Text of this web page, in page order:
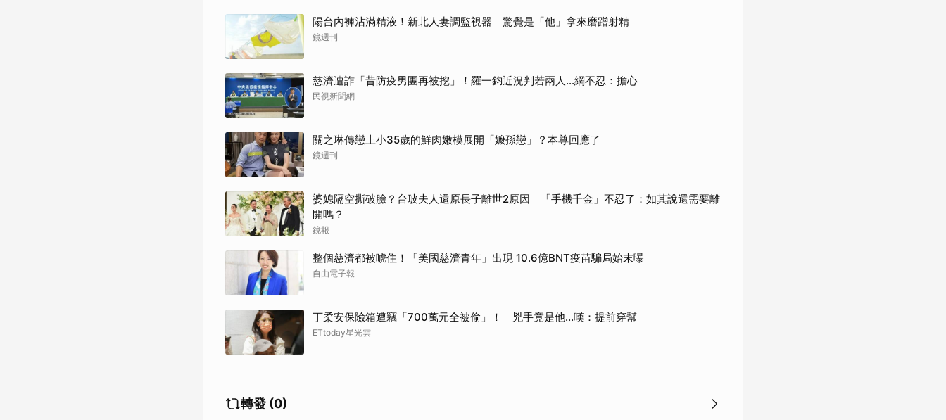
陽台內褲沾滿精液！新北人妻調監視器 驚覺是「他」拿來磨蹭射精
鏡週刊
慈濟遭詐「昔防疫男團再被挖」！羅一鈞近況判若兩人…網不忍：擔心
民視新聞網
關之琳傳戀上小35歲的鮮肉嫩模展開「嬤孫戀」？本尊回應了
鏡週刊
婆媳隔空撕破臉？台玻夫人還原長子離世2原因 「手機千金」不忍了：如其說還需要離
開嗎？
鏡報
整個慈濟都被唬住！「美國慈濟青年」出現 10.6億BNT疫苗騙局始末曝
自由電子報
丁柔安保險箱遭竊「700萬元全被偷」！ 兇手竟是他...嘆：提前穿幫
ETtoday星光雲
轉發 (0)